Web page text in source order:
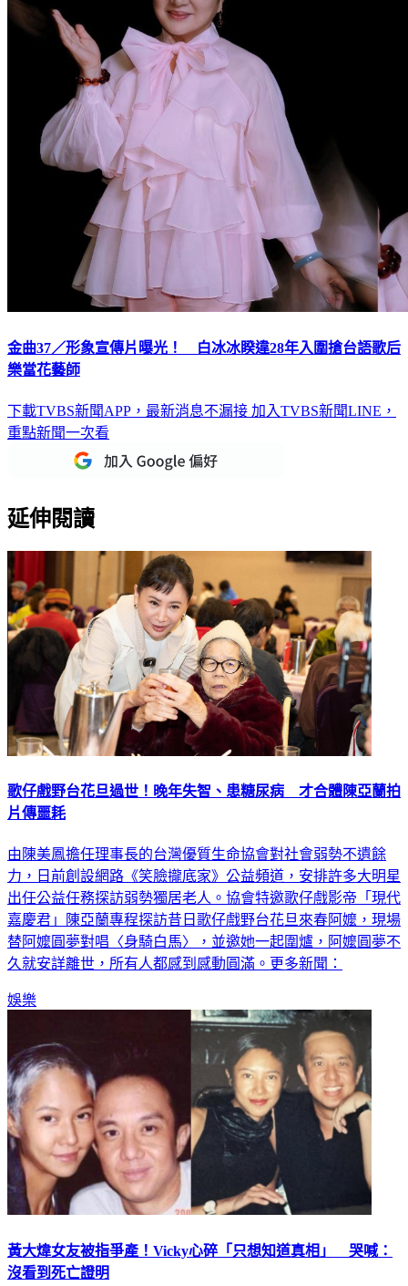
金曲37／形象宣傳片曝光！ 白冰冰睽違28年入圍搶台語歌后
樂當花藝師
下載TVBS新聞APP，最新消息不漏接 加入TVBS新聞LINE，
重點新聞一次看
延伸閱讀
歌仔戲野台花旦過世！晚年失智、患糖尿病 才合體陳亞蘭拍
片傳噩耗
由陳美鳳擔任理事長的台灣優質生命協會對社會弱勢不遺餘
力，日前創設網路《笑臉攏底家》公益頻道，安排許多大明星
出任公益任務探訪弱勢獨居老人。協會特邀歌仔戲影帝「現代
嘉慶君」陳亞蘭專程探訪昔日歌仔戲野台花旦來春阿嬤，現場
替阿嬤圓夢對唱〈身騎白馬〉，並邀她一起圍爐，阿嬤圓夢不
久就安詳離世，所有人都感到感動圓滿。更多新聞：
娛樂
黃大煒女友被指爭產！Vicky心碎「只想知道真相」 哭喊：
沒看到死亡證明